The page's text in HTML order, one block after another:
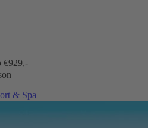
€929,-
& Spa